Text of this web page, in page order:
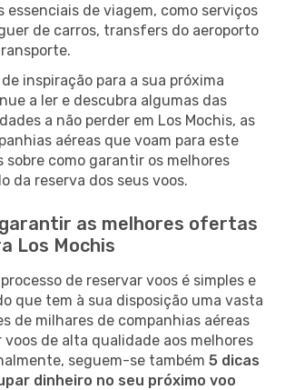
essenciais de viagem, como serviços
de carros, transfers do aeroporto
inspiração para a sua próxima
a ler e descubra algumas das
a não perder em Los Mochis, as
aéreas que voam para este
sobre como garantir os melhores
da reserva dos seus voos.
as melhores ofertas
Los Mochis
de reservar voos é simples e
que tem à sua disposição uma vasta
de milhares de companhias aéreas
de alta qualidade aos melhores
seguem-se também 5 dicas
dinheiro no seu próximo voo